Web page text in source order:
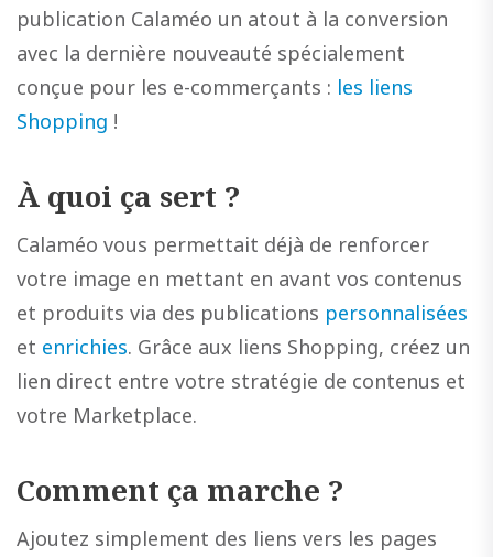
publication Calaméo un atout à la conversion
avec la dernière nouveauté spécialement
conçue pour les e-commerçants : les liens
Shopping !
À quoi ça sert ?
Calaméo vous permettait déjà de renforcer
votre image en mettant en avant vos contenus
et produits via des publications personnalisées
et enrichies. Grâce aux liens Shopping, créez un
lien direct entre votre stratégie de contenus et
votre Marketplace.
Comment ça marche ?
Ajoutez simplement des liens vers les pages